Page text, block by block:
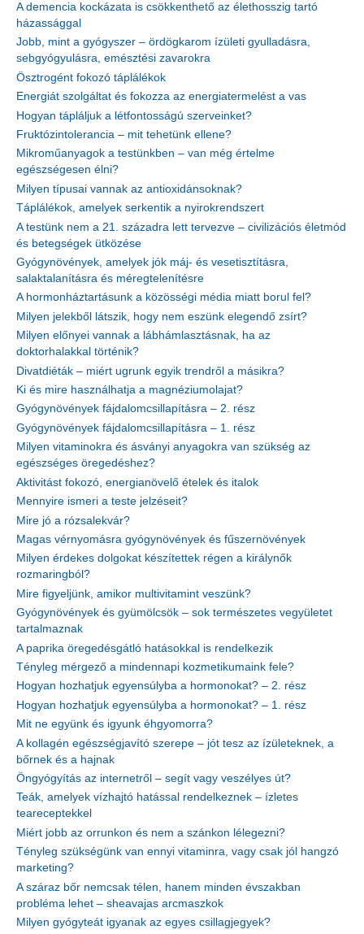
A demencia kockázata is csökkenthető az élethosszig tartó
házassággal
Jobb, mint a gyógyszer – ördögkarom ízületi gyulladásra,
sebgyógyulásra, emésztési zavarokra
Ösztrogént fokozó táplálékok
Energiát szolgáltat és fokozza az energiatermelést a vas
Hogyan tápláljuk a létfontosságú szerveinket?
Fruktózintolerancia – mit tehetünk ellene?
Mikroműanyagok a testünkben – van még értelme
egészségesen élni?
Milyen típusai vannak az antioxidánsoknak?
Táplálékok, amelyek serkentik a nyirokrendszert
A testünk nem a 21. századra lett tervezve – civilizációs életmód
és betegségek ütközése
Gyógynövények, amelyek jók máj- és vesetisztításra,
salaktalanításra és méregtelenítésre
A hormonháztartásunk a közösségi média miatt borul fel?
Milyen jelekből látszik, hogy nem eszünk elegendő zsírt?
Milyen előnyei vannak a lábhámlasztásnak, ha az
doktorhalakkal történik?
Divatdiéták – miért ugrunk egyik trendről a másikra?
Ki és mire használhatja a magnéziumolajat?
Gyógynövények fájdalomcsillapításra – 2. rész
Gyógynövények fájdalomcsillapításra – 1. rész
Milyen vitaminokra és ásványi anyagokra van szükség az
egészséges öregedéshez?
Aktivitást fokozó, energianövelő ételek és italok
Mennyire ismeri a teste jelzéseit?
Mire jó a rózsalekvár?
Magas vérnyomásra gyógynövények és fűszernövények
Milyen érdekes dolgokat készítettek régen a királynők
rozmaringból?
Mire figyeljünk, amikor multivitamint veszünk?
Gyógynövények és gyümölcsök – sok természetes vegyületet
tartalmaznak
A paprika öregedésgátló hatásokkal is rendelkezik
Tényleg mérgező a mindennapi kozmetikumaink fele?
Hogyan hozhatjuk egyensúlyba a hormonokat? – 2. rész
Hogyan hozhatjuk egyensúlyba a hormonokat? – 1. rész
Mit ne együnk és igyunk éhgyomorra?
A kollagén egészségjavító szerepe – jót tesz az ízületeknek, a
bőrnek és a hajnak
Öngyógyítás az internetről – segít vagy veszélyes út?
Teák, amelyek vízhajtó hatással rendelkeznek – ízletes
teareceptekkel
Miért jobb az orrunkon és nem a szánkon lélegezni?
Tényleg szükségünk van ennyi vitaminra, vagy csak jól hangzó
marketing?
A száraz bőr nemcsak télen, hanem minden évszakban
probléma lehet – sheavajas arcmaszkok
Milyen gyógyteát igyanak az egyes csillagjegyek?